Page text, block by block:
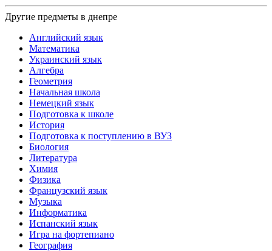
Другие предметы в днепре
Английский язык
Математика
Украинский язык
Алгебра
Геометрия
Начальная школа
Немецкий язык
Подготовка к школе
История
Подготовка к поступлению в ВУЗ
Биология
Литература
Химия
Физика
Французский язык
Музыка
Информатика
Испанский язык
Игра на фортепиано
География